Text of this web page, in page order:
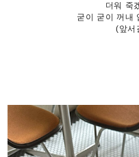
더워 죽
굳이 굳이 꺼내
(앞서